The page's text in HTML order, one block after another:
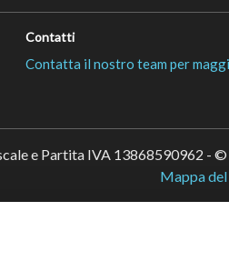
Contatti
Contatta il nostro team per
e Partita IVA 13868590962 - ©
Mappa